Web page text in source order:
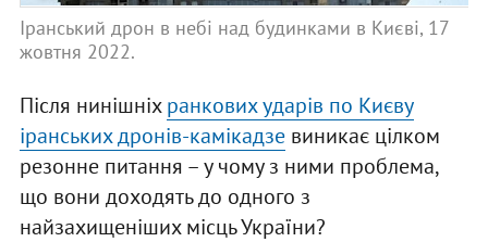
Іранський дрон в небі над будинками в Києві, 17
жовтня 2022.
Після нинішніхранкових ударів по Києву
іранських дронів-камікадзевиникає цілком
резонне питання – у чому з ними проблема,
що вони доходять до одного з
найзахищеніших місць України?